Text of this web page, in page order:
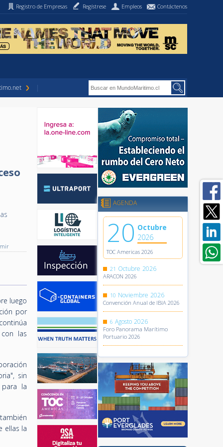
Registro de Empresas Regístrese Empleos Contáctenos
luego
por
las
sin
la
ellas la
AGENDA
20 Octubre
2026
TOC Americas 2026
21 Octubre 2026
ARACON 2026
10 Noviembre 2026
Convención Anual de IBIA 2026
6 Agosto 2026
Foro Panorama Marítimo
Portuario 2026